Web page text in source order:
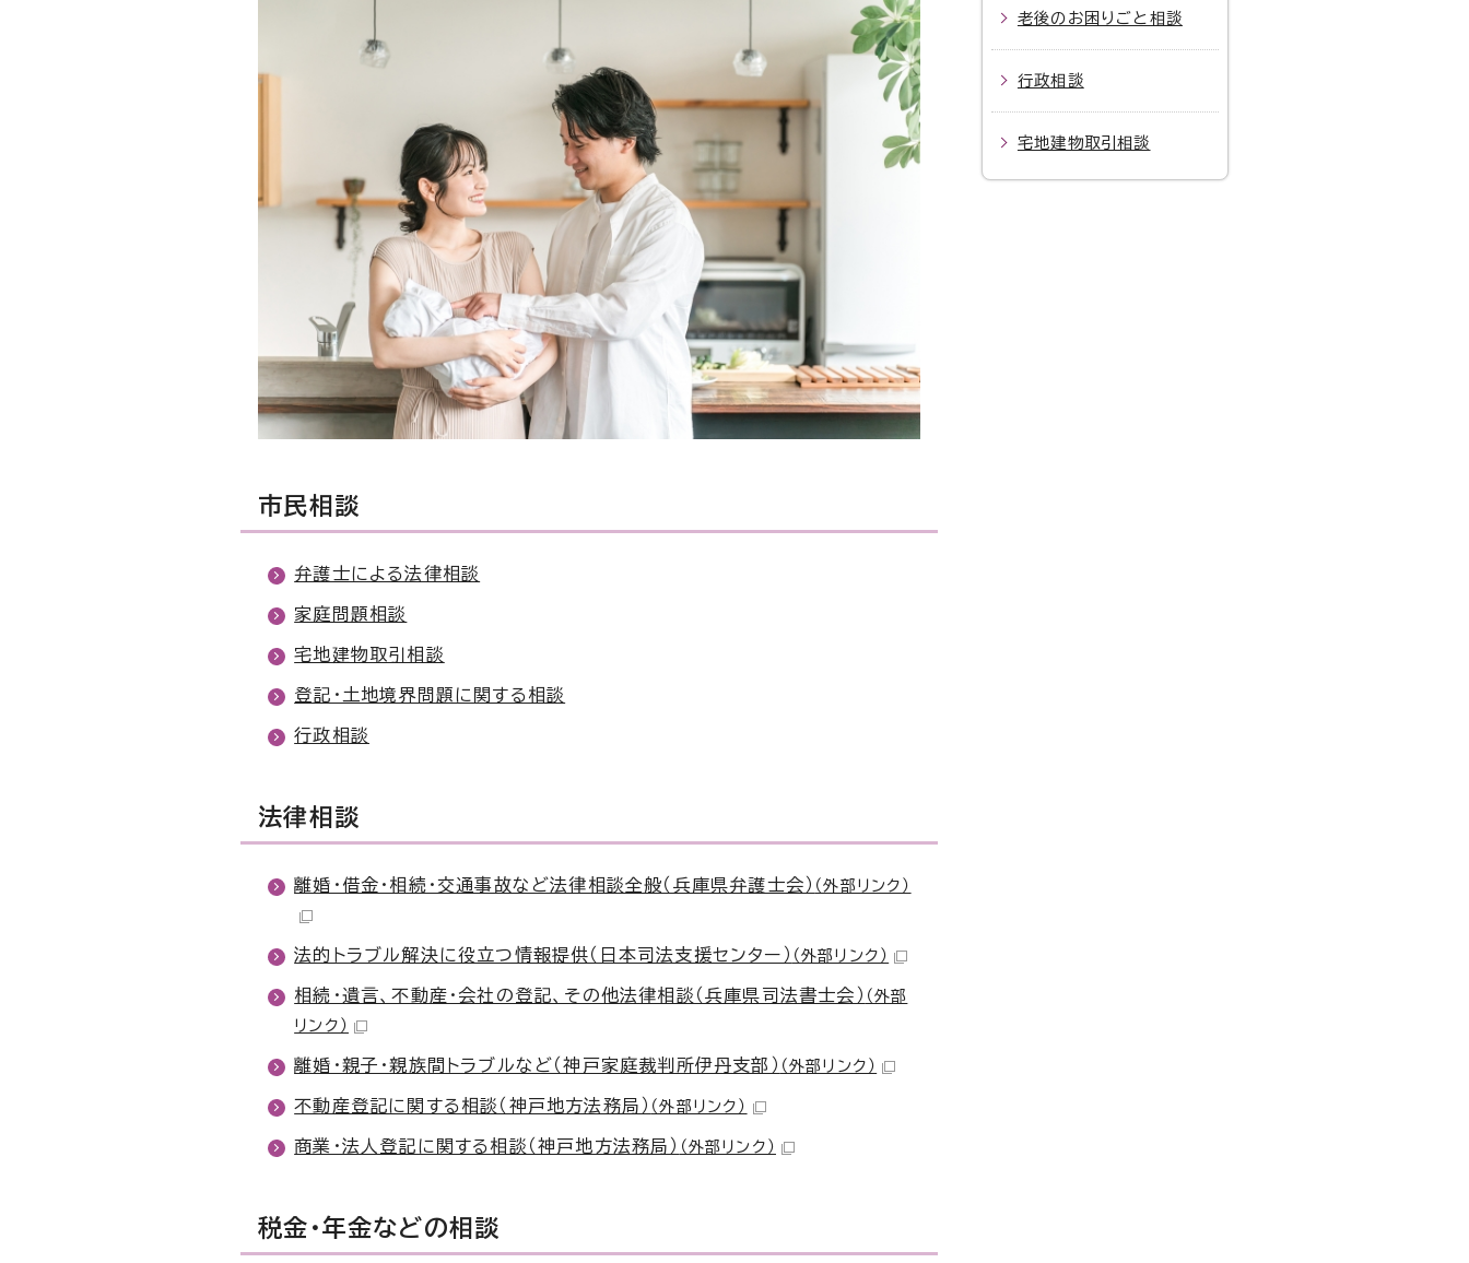
市民相談
弁護士による法律相談
家庭問題相談
宅地建物取引相談
登記・土地境界問題に関する相談
行政相談
法律相談
離婚・借金・相続・交通事故など法律相談全般（兵庫県弁護士会） （外部リンク）
法的トラブル解決に役立つ情報提供（日本司法支援センター） （外部リンク）
相続・遺言、不動産・会社の登記、その他法律相談（兵庫県司法書士会） （外部
リンク）
離婚・親子・親族間トラブルなど（神戸家庭裁判所伊丹支部） （外部リンク）
不動産登記に関する相談（神戸地方法務局） （外部リンク）
商業・法人登記に関する相談（神戸地方法務局） （外部リンク）
税金・年金などの相談
老後のお困りごと相談
行政相談
宅地建物取引相談